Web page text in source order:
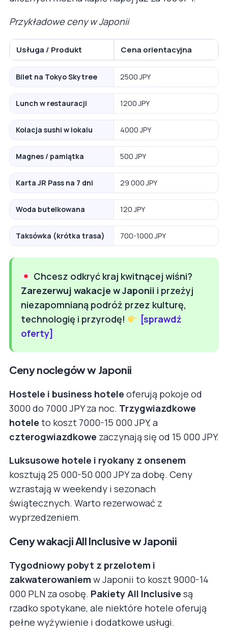
Przykładowe ceny w Japonii
Usługa / Produkt Cena orientacyjna
Bilet na Tokyo Skytree 2500 JPY
Lunch w restauracji 1200 JPY
Kolacja sushi w lokalu 4000 JPY
Magnes / pamiątka 500 JPY
Karta JR Pass na 7 dni 29 000 JPY
Woda butelkowana 120 JPY
Taksówka (krótka trasa) 700-1000 JPY
Chcesz odkryć kraj kwitnącej wiśni?
Zarezerwuj wakacje w Japonii i przeżyj
niezapomnianą podróż przez kulturę,
technologię i przyrodę!
[sprawdź
oferty]
Ceny noclegów w Japonii
Hostele i business hotele oferują pokoje od
3000 do 7000 JPY za noc. Trzygwiazdkowe
hotele to koszt 7000-15 000 JPY, a
czterogwiazdkowe zaczynają się od 15 000 JPY.
Luksusowe hotele i ryokany z onsenem
kosztują 25 000-50 000 JPY za dobę. Ceny
wzrastają w weekendy i sezonach
świątecznych. Warto rezerwować z
wyprzedzeniem.
Ceny wakacji All Inclusive w Japonii
Tygodniowy pobyt z przelotem i
zakwaterowaniem w Japonii to koszt 9000-14
000 PLN za osobę. Pakiety All Inclusive są
rzadko spotykane, ale niektóre hotele oferują
pełne wyżywienie i dodatkowe usługi.